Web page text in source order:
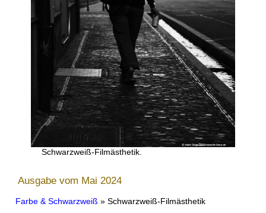
Schwarzweiß-Filmästhetik.
Ausgabe vom Mai 2024
Farbe & Schwarzweiß » Schwarzweiß-Filmästhetik